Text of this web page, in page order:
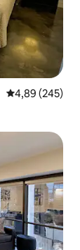
Просечна
4,89 (245)